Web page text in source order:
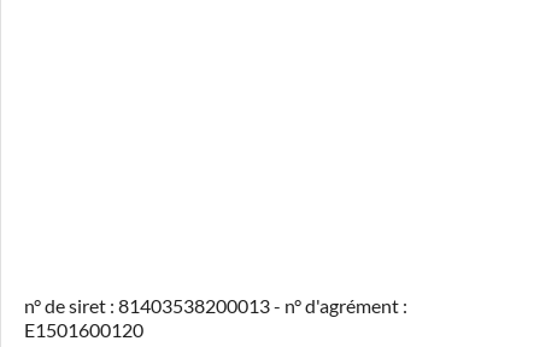
n° de siret : 81403538200013 - n° d'agrément :
E1501600120